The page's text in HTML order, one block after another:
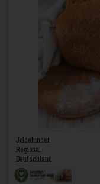
Joldelunder
Regional
Deutschland